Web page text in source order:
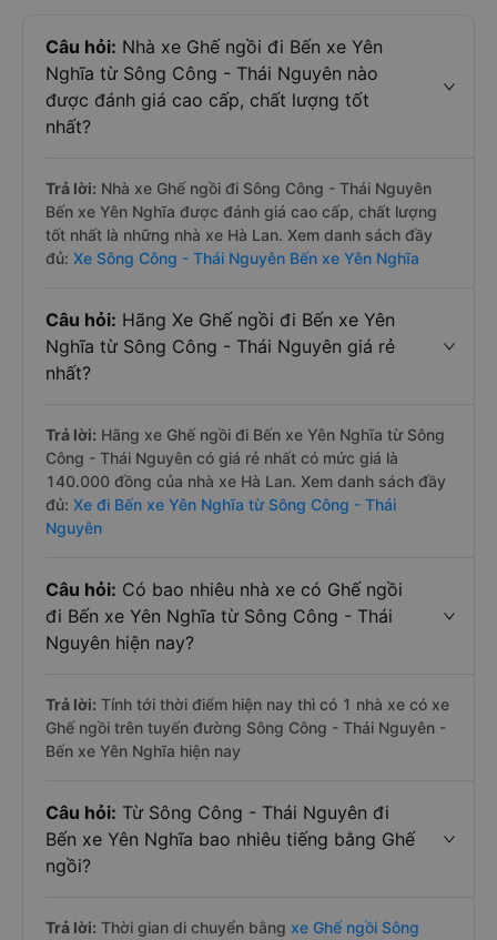
Câu hỏi: Nhà xe Ghế ngồi đi Bến xe Yên
Nghĩa từ Sông Công - Thái Nguyên nào
được đánh giá cao cấp, chất lượng tốt
nhất?
Trả lời: Nhà xe Ghế ngồi đi Sông Công - Thái Nguyên
Bến xe Yên Nghĩa được đánh giá cao cấp, chất lượng
tốt nhất là những nhà xe Hà Lan. Xem danh sách đầy
đủ: Xe Sông Công - Thái Nguyên Bến xe Yên Nghĩa
Câu hỏi: Hãng Xe Ghế ngồi đi Bến xe Yên
Nghĩa từ Sông Công - Thái Nguyên giá rẻ
nhất?
Trả lời: Hãng xe Ghế ngồi đi Bến xe Yên Nghĩa từ Sông
Công - Thái Nguyên có giá rẻ nhất có mức giá là
140.000 đồng của nhà xe Hà Lan. Xem danh sách đầy
đủ: Xe đi Bến xe Yên Nghĩa từ Sông Công - Thái
Nguyên
Câu hỏi: Có bao nhiêu nhà xe có Ghế ngồi
đi Bến xe Yên Nghĩa từ Sông Công - Thái
Nguyên hiện nay?
Trả lời: Tính tới thời điểm hiện nay thì có 1 nhà xe có xe
Ghế ngồi trên tuyến đường Sông Công - Thái Nguyên -
Bến xe Yên Nghĩa hiện nay
Câu hỏi: Từ Sông Công - Thái Nguyên đi
Bến xe Yên Nghĩa bao nhiêu tiếng bằng Ghế
ngồi?
Trả lời: Thời gian di chuyển bằng xe Ghế ngồi Sông